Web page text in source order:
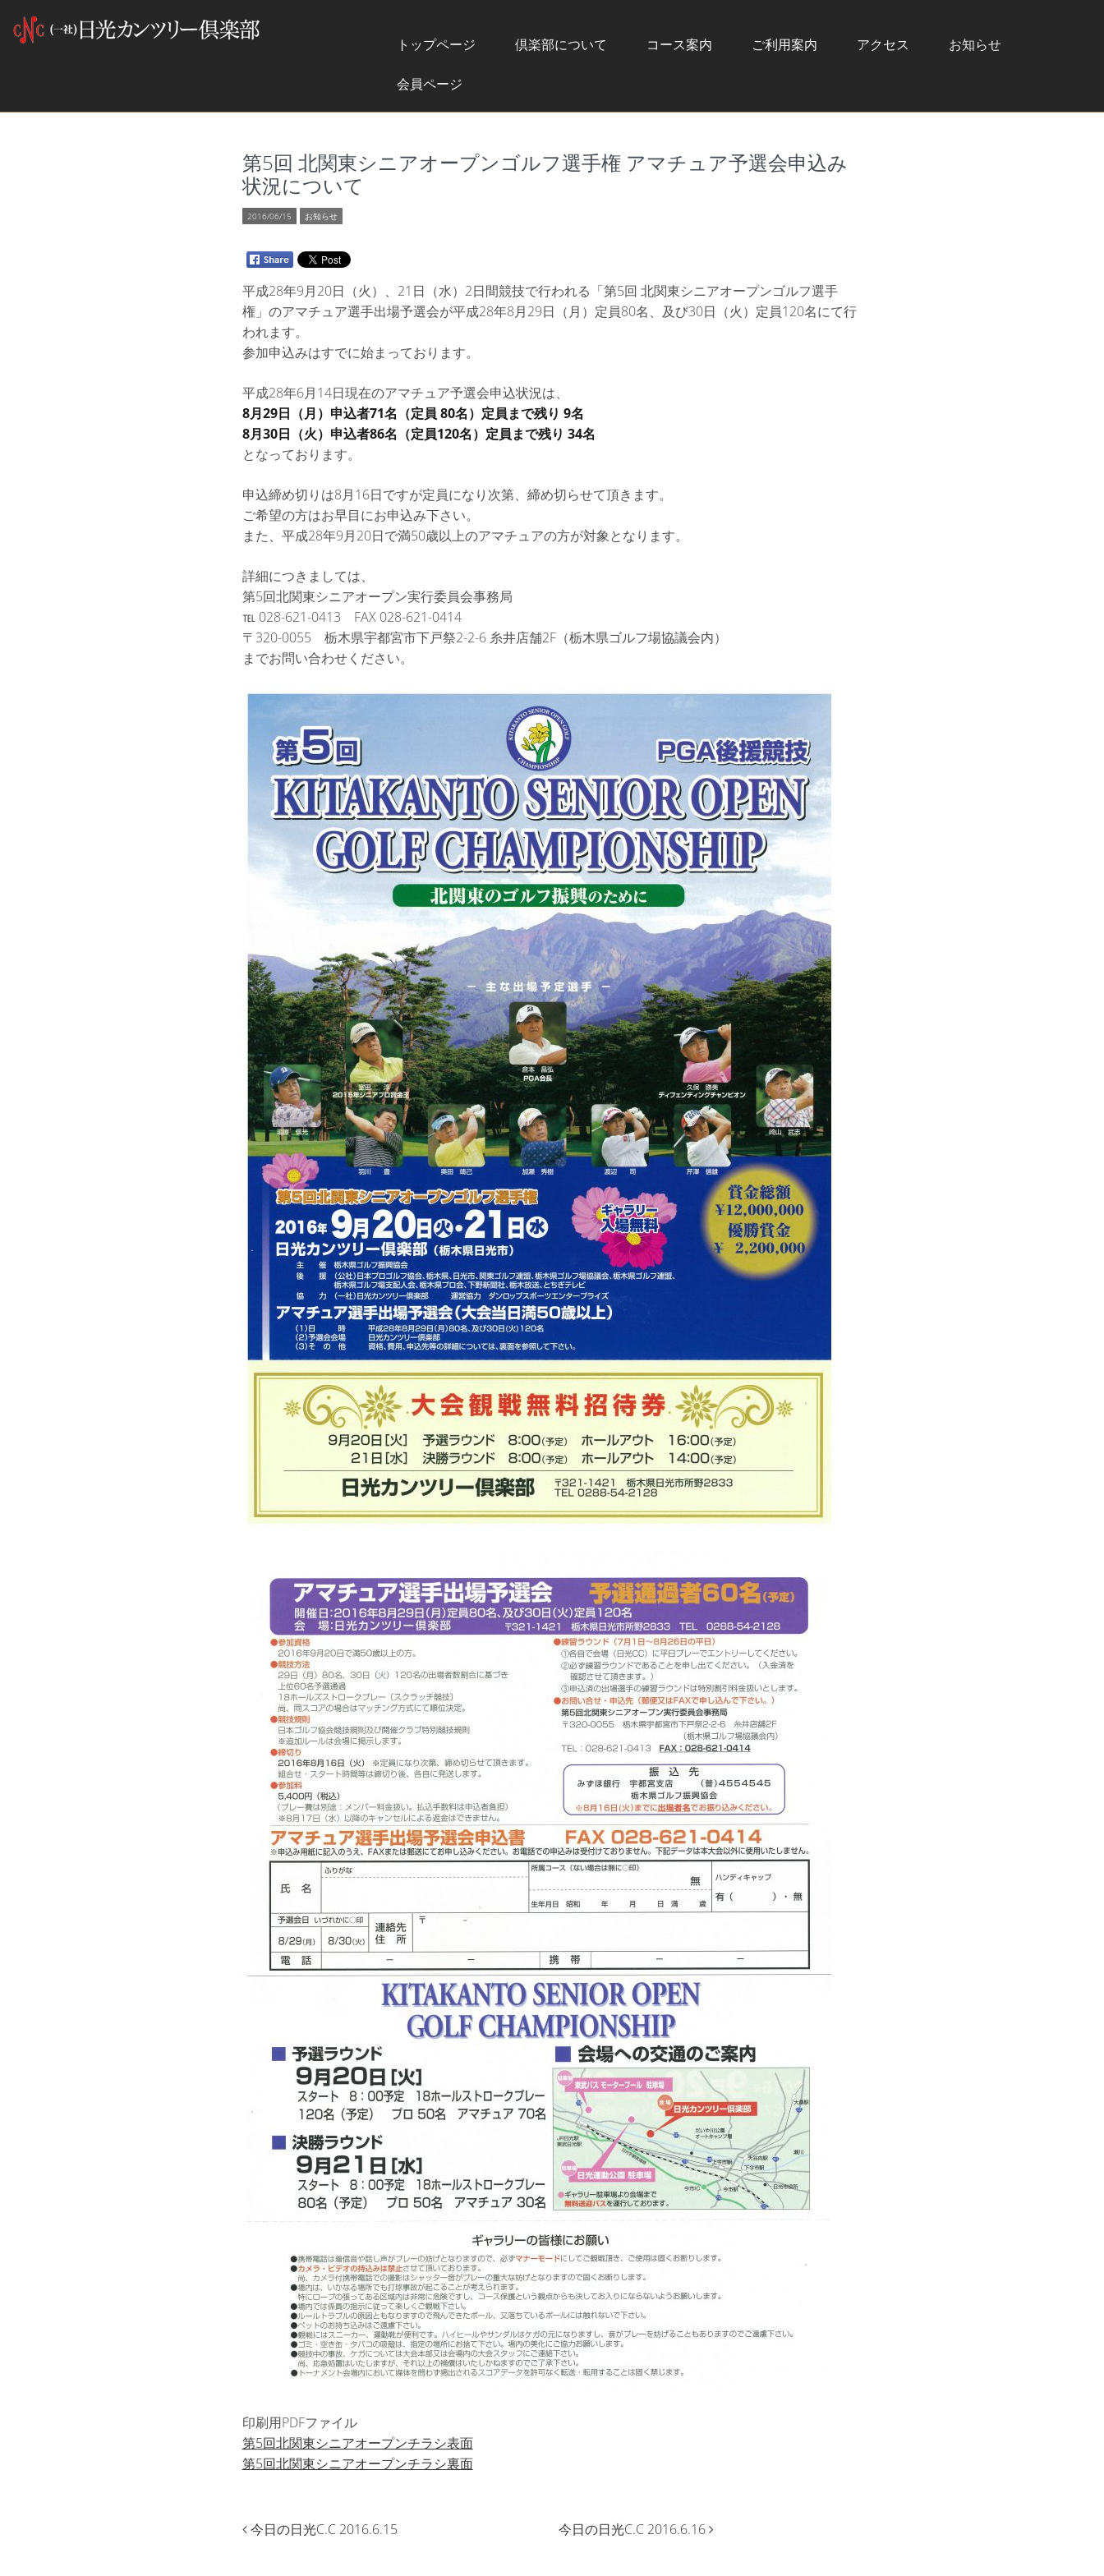
トップページ 倶楽部について コース案内 ご利用案内 アクセス お知らせ
会員ページ
第5回 北関東シニアオープンゴルフ選手権 アマチュア予選会申込み
状況について
2016/06/15 お知らせ
平成28年9月20日（火）、21日（水）2日間競技で行われる「第5回 北関東シニアオープンゴルフ選手
権」のアマチュア選手出場予選会が平成28年8月29日（月）定員80名、及び30日（火）定員120名にて行
われます。
参加申込みはすでに始まっております。
平成28年6月14日現在のアマチュア予選会申込状況は、
8月29日（月）申込者71名（定員 80名）定員まで残り 9名
8月30日（火）申込者86名（定員120名）定員まで残り 34名
となっております。
申込締め切りは8月16日ですが定員になり次第、締め切らせて頂きます。
ご希望の方はお早目にお申込み下さい。
また、平成28年9月20日で満50歳以上のアマチュアの方が対象となります。
詳細につきましては、
第5回北関東シニアオープン実行委員会事務局
℡ 028-621-0413 FAX 028-621-0414
〒320-0055 栃木県宇都宮市下戸祭2-2-6 糸井店舗2F（栃木県ゴルフ場協議会内）
までお問い合わせください。
印刷用PDFファイル
第5回北関東シニアオープンチラシ表面
第5回北関東シニアオープンチラシ裏面
今日の日光C.C 2016.6.15 今日の日光C.C 2016.6.16